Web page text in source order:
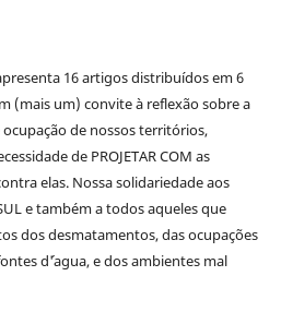
16 artigos distribuídos em 6
(mais um) convite à reflexão sobre a
de nossos territórios,
de PROJETAR COM as
elas. Nossa solidariedade aos
e também a todos aqueles que
dos desmatamentos, das ocupações
d´'agua, e dos ambientes mal